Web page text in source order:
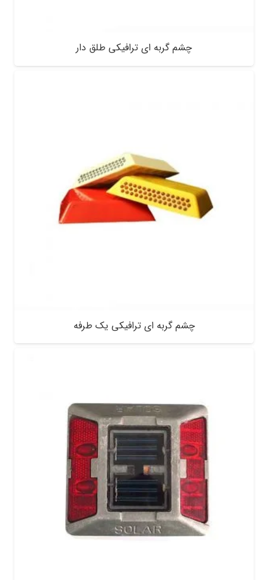
چشم گربه ای ترافیکی طلق دار
چشم گربه ای ترافیکی یک طرفه